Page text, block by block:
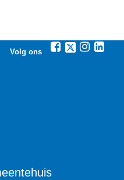
Volg ons